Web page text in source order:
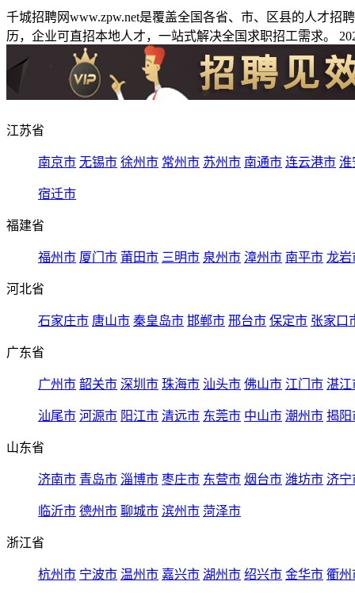
千城招聘网www.zpw.net是覆盖全国各省、市、区县的人才
历，企业可直招本地人才，一站式解决全国求职招工需求。
江苏省
南京市 无锡市 徐州市 常州市 苏州市 南通市 连云港市 淮
宿迁市
福建省
福州市 厦门市 莆田市 三明市 泉州市 漳州市 南平市 龙岩
河北省
石家庄市 唐山市 秦皇岛市 邯郸市 邢台市 保定市 张家口
广东省
广州市 韶关市 深圳市 珠海市 汕头市 佛山市 江门市 湛江
汕尾市 河源市 阳江市 清远市 东莞市 中山市 潮州市 揭阳
山东省
济南市 青岛市 淄博市 枣庄市 东营市 烟台市 潍坊市 济宁
临沂市 德州市 聊城市 滨州市 菏泽市
浙江省
杭州市 宁波市 温州市 嘉兴市 湖州市 绍兴市 金华市 衢州